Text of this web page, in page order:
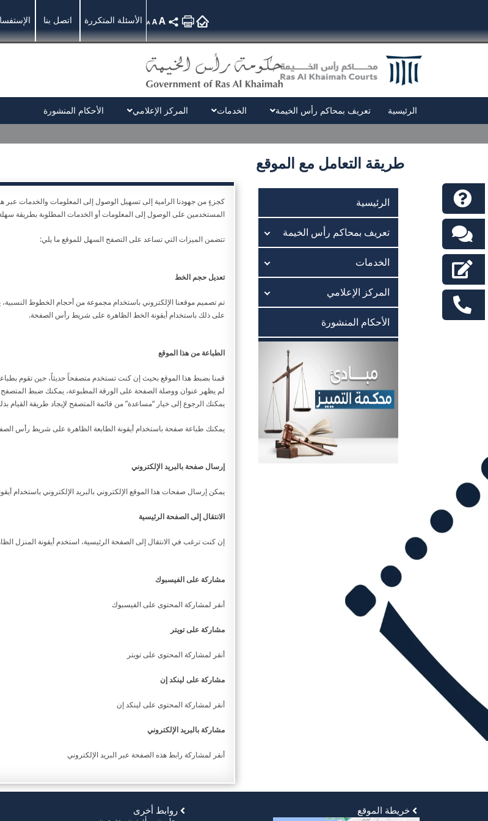
اتصل بنا الأسئلة المتكررة A AA
الرئيسية تعريف بمحاكم رأس الخيمة الخدمات المركز الإعلامي الأحكام المنشورة
طريقة التعامل مع الموقع
الرئيسية
تعريف بمحاكم رأس الخيمة
الخدمات
المركز الإعلامي
الأحكام المنشورة
كجزءٍ من جهودنا الرامية إلى تسهيل الوصول إلى المعلومات والخدمات
المستخدمين على الوصول إلى المعلومات أو الخدمات المطلوبة بطريقة
تتضمن الميزات التي تساعد على التصفح السهل للموقع ما يلي:
تعديل حجم الخط
تم تصميم موقعنا الإلكتروني باستخدام مجموعة من أحجام الخطوط
على ذلك باستخدام أيقونة الخط الظاهرة على شريط رأس الصفحة.
الطباعة من هذا الموقع
قمنا بضبط هذا الموقع بحيث إن كنت تستخدم متصفحاً حديثاً، حين تقوم
لم يظهر عنوان ووصلة الصفحة على الورقة المطبوعة، يمكنك ضبط المتصفح
يمكنك الرجوع إلى خيار “مساعدة” من قائمة المتصفح لإيجاد طريقة القيام
يمكنك طباعة صفحة باستخدام أيقونة الطابعة الظاهرة على شريط رأس
إرسال صفحة بالبريد الإلكتروني
يمكن إرسال صفحات هذا الموقع الإلكتروني بالبريد الإلكتروني باستخدام
الانتقال إلى الصفحة الرئيسية
إن كنت ترغب في الانتقال إلى الصفحة الرئيسية، استخدم أيقونة المنزل
مشاركة على الفيسبوك
​أنقر لمشاركة المحتوى على الفيسبوك
مشاركة على تويتر
أنقر لمشاركة المحتوى على تويتر
مشاركة على لينكد إن
أنقر لمشاركة المحتوى على لينكد إن
مشاركة بالبريد الإلكتروني
أنقر لمشاركة رابط هذه الصفحة عبر البريد الإلكتروني​
روابط أخرى خريطة الموقع